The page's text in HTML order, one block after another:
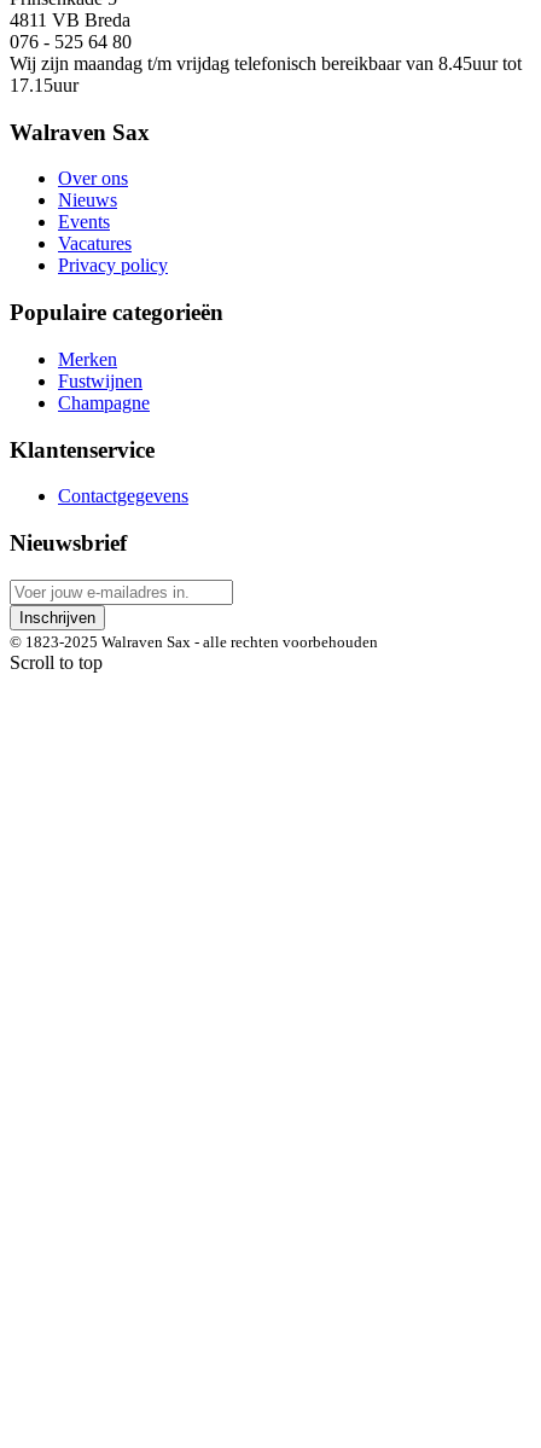
4811 VB Breda
076 - 525 64 80
Wij zijn maandag t/m vrijdag telefonisch bereikbaar van 8.45uur tot
17.15uur
Walraven Sax
Over ons
Nieuws
Events
Vacatures
Privacy policy
Populaire categorieën
Merken
Fustwijnen
Champagne
Klantenservice
Contactgegevens
Nieuwsbrief
Inschrijven
© 1823-2025 Walraven Sax - alle rechten voorbehouden
Scroll to top